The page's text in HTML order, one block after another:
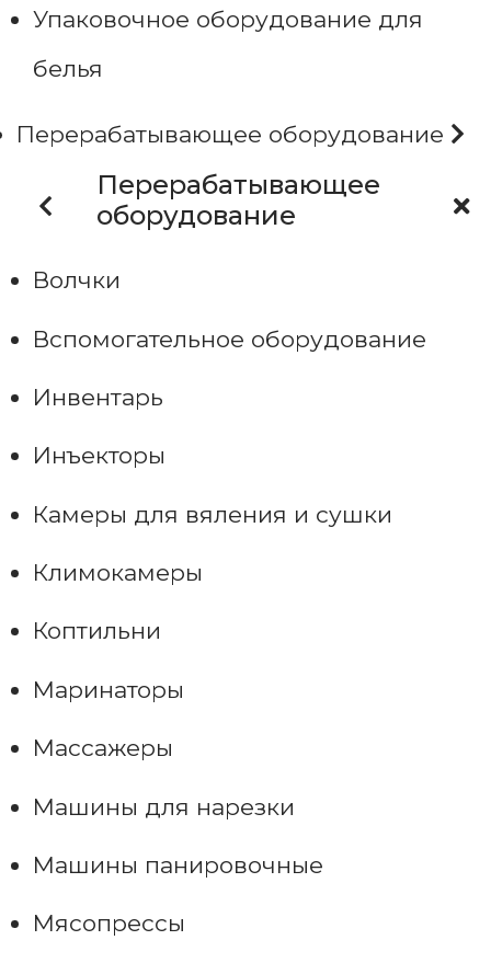
Упаковочное оборудование для
белья
Перерабатывающее оборудование
Перерабатывающее
оборудование
Волчки
Вспомогательное оборудование
Инвентарь
Инъекторы
Камеры для вяления и сушки
Климокамеры
Коптильни
Маринаторы
Массажеры
Машины для нарезки
Машины панировочные
Мясопрессы